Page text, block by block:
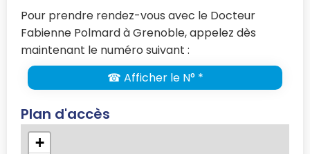
Pour prendre rendez-vous avec le Docteur
Fabienne Polmard à Grenoble, appelez dès
maintenant le numéro suivant :
☎ Afficher le N° *
Plan d'accès
+